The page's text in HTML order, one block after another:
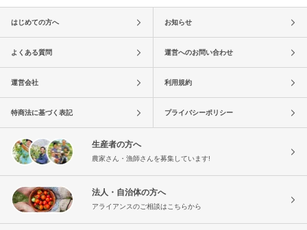
はじめての方へ お知らせ
よくある質問 運営へのお問い合わせ
運営会社 利用規約
特商法に基づく表記 プライバシーポリシー
生産者の方へ
農家さん・漁師さんを募集しています!
法人・自治体の方へ
アライアンスのご相談はこちらから